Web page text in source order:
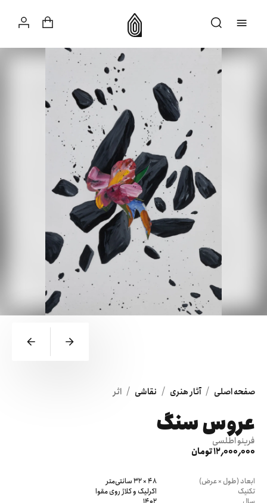
صفحه اصلی / آثار هنری / نقاشی / اثر
عروس سنگ
فرینو اطلسی
12٬000٬000 تومان
ابعاد (طول × عرض)
48 × 32 سانتی‌متر
تکنیک
اکرلیک و کلاژ روی مقوا